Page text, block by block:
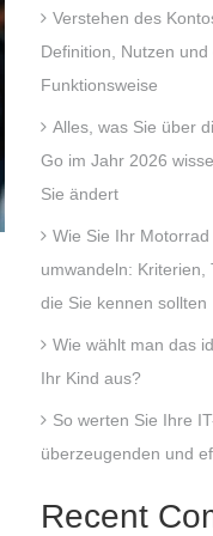
Verstehen des
Definition, Nutzen und
Funktionsweise
Alles, was Sie über
Go im Jahr 2026
Sie ändert
Wie Sie Ihr
umwandeln: Kriterien,
die Sie kennen sollten
Wie wählt man das
Ihr Kind aus?
So werten Sie Ihre
überzeugenden und
Recent